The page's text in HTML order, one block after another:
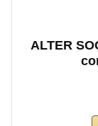
ALTER